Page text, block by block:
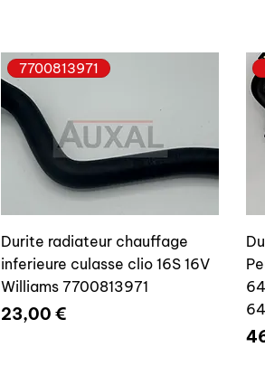
7700813971
Durite radiateur chauffage
inferieure culasse clio 16S 16V
Williams 7700813971
Prix
23,00 €